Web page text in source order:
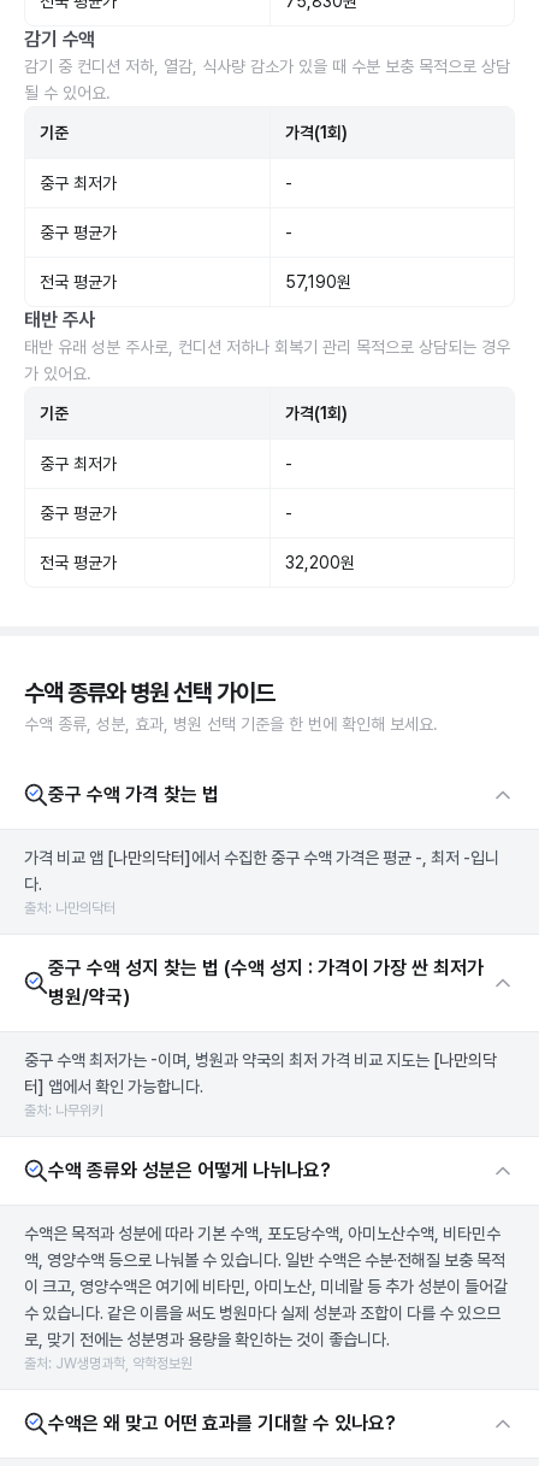
감기 수액
감기 중 컨디션 저하, 열감, 식사량 감소가 있을 때 수분 보충 목적으로 상담
될 수 있어요.
기준 가격(1회)
중구 최저가 -
중구 평균가 -
전국 평균가 57,190원
태반 주사
태반 유래 성분 주사로, 컨디션 저하나 회복기 관리 목적으로 상담되는 경우
가 있어요.
기준 가격(1회)
중구 최저가 -
중구 평균가 -
전국 평균가 32,200원
수액 종류와 병원 선택 가이드
수액 종류, 성분, 효과, 병원 선택 기준을 한 번에 확인해 보세요.
중구 수액 가격 찾는 법
가격 비교 앱 [나만의닥터] 에서 수집한 중구 수액 가격은 평균 -, 최저 -입니
다.
출처: 나만의닥터
중구 수액 성지 찾는 법 (수액 성지 : 가격이 가장 싼 최저가
병원/약국)
중구 수액 최저가는 -이며, 병원과 약국의 최저 가격 비교 지도는 [나만의닥
터] 앱에서 확인 가능합니다.
출처: 나무위키
수액 종류와 성분은 어떻게 나뉘나요?
수액은 목적과 성분에 따라 기본 수액, 포도당수액, 아미노산수액, 비타민수
액, 영양수액 등으로 나눠볼 수 있습니다. 일반 수액은 수분·전해질 보충 목적
이 크고, 영양수액은 여기에 비타민, 아미노산, 미네랄 등 추가 성분이 들어갈
수 있습니다. 같은 이름을 써도 병원마다 실제 성분과 조합이 다를 수 있으므
로, 맞기 전에는 성분명과 용량을 확인하는 것이 좋습니다.
출처: JW생명과학, 약학정보원
수액은 왜 맞고 어떤 효과를 기대할 수 있나요?